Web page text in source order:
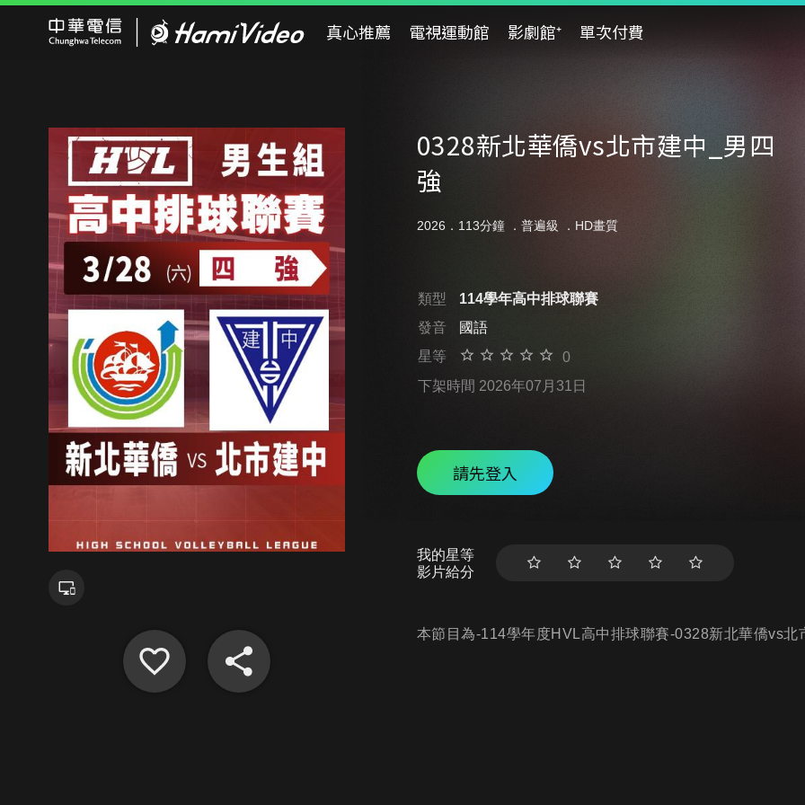
真心推薦 電視運動館 影劇館⁺ 單次付費
0328新北華僑vs北市建中_男四
強
2026．113分鐘 ． 普遍級 ．HD畫質
類型
114學年高中排球聯賽
發音
國語
星等
0
下架時間 2026年07月31日
請先登入
我的星等
影片給分
本節目為-114學年度HVL高中排球聯賽-0328新北華僑vs北